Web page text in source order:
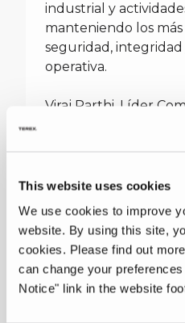
This website uses cookies
We use cookies to improve
website. By using this site,
cookies. Please find out
can change your
Notice" link in the website
industrial y
manteniendo los
seguridad, integridad
operativa.
Viraj Parthi, Líder
Environmental,
encantados de dar la
Tanzania es un
crecimiento, en
de la minería y las
profundo
industria local,
experiencia en